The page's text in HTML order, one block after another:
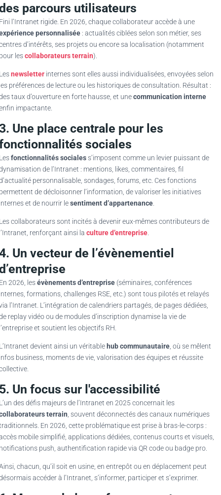
parcours utilisateurs
l’Intranet rigide. En 2026, chaque collaborateur accède à une
personnalisée : actualités ciblées selon son métier, ses
d’intérêts, ses projets ou encore sa localisation (notamment
lescollaborateurs terrain).
newsletter internes sont elles aussi individualisées, envoyées selon
préférences de lecture ou les historiques de consultation. Résultat :
taux d’ouverture en forte hausse, et unecommunication interne
impactante.
Une place centrale pour les
sociales
fonctionnalités socialess’imposent comme un levier puissant de
de l’Intranet : mentions, likes, commentaires, fil
personnalisable, sondages, forums, etc. Ces fonctions
de décloisonner l’information, de valoriser les initiatives
et de nourrir lesentiment d’appartenance
collaborateurs sont incités à devenir eux-mêmes contributeurs de
renforçant ainsi la culture d’entreprise
Un vecteur de l’évènementiel
2026, lesévènements d’entreprise (séminaires, conférences
formations, challenges RSE, etc.) sont tous pilotés et relayés
l’Intranet. L’intégration de calendriers partagés, de pages dédiées,
replay vidéo ou de modules d’inscription dynamise la vie de
et soutient les objectifs RH.
devient ainsi un véritablehub communautaire , où se mêlent
business, moments de vie, valorisation des équipes et réussite
Un focus sur l'accessibilité
des défis majeurs de l’Intranet en 2025 concernait les
terrain , souvent déconnectés des canaux numériques
En 2026, cette problématique est prise à bras-le-corps :
mobile simplifié, applications dédiées, contenus courts et visuels,
push, authentification rapide via QR code ou badge pro.
chacun, qu’il soit en usine, en entrepôt ou en déplacement peut
accéder à l’Intranet, s’informer, participer et s’exprimer.